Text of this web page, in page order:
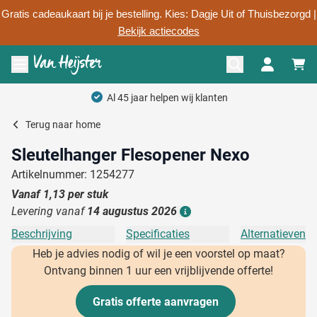
Gratis cadeaukaart bij je bestelling. Kies: Dagje Uit of Thuisbezorgd |
Bekijk actiecodes
Ga naar de inhoud
Menu openen
Al 45 jaar helpen wij klanten
Terug naar home
Sleutelhanger Flesopener Nexo
Artikelnummer: 1254277
Vanaf 1,13 per stuk
Levering vanaf 14 augustus 2026
Beschrijving Specificaties
Alternatieven
Heb je advies nodig of wil je een voorstel op maat?
Ontvang binnen 1 uur een vrijblijvende offerte!
Gratis offerte aanvragen